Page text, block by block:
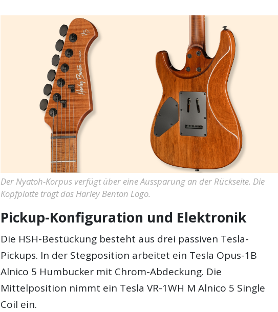
Der Nyatoh-Korpus verfügt über eine Aussparung an der Rückseite. Die
Kopfplatte trägt das Harley Benton Logo.
Pickup-Konfiguration und Elektronik
Die HSH-Bestückung besteht aus drei passiven Tesla-
Pickups. In der Stegposition arbeitet ein Tesla Opus-1B
Alnico 5 Humbucker mit Chrom-Abdeckung. Die
Mittelposition nimmt ein Tesla VR-1WH M Alnico 5 Single
Coil ein.